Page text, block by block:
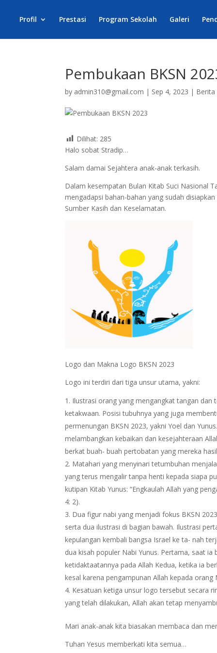
Profil Prestasi Program Sekolah Galeri
Pembukaan BKSN
by admin310@gmail.com | Sep 4, 2023 | Berita
Dilihat: 285
Halo sobat Stradip…
Salam damai Sejahtera anak-anak terkasih.
Dalam kesempatan Bulan Kitab Suci Nasional
mengadapsi bahan-bahan yang sudah
Sumber Kasih dan Keselamatan.
Logo dan Makna Logo BKSN 2023
Logo ini terdiri dari tiga unsur utama, yakni:
Ilustrasi orang yang mengangkat tangan
ketakwaan. Posisi tubuhnya yang juga
permenungan BKSN 2023, yakni Yoel dan
melambangkan kebaikan dan kesejahteraan
berkat buah- buah pertobatan yang mereka
Matahari yang menyinari tetumbuhan
yang terus mengalir tanpa henti kepada siapa
kutipan Kitab Yunus: “Engkaulah Allah yang
4: 2).
Dua figur nabi yang menjadi fokus BKSN
serta dua ilustrasi di bagian bawah. Ilustrasi
kepulangan kembali bangsa Israel ke ta- nah
dua kisah populer Nabi Yunus. Pertama, saat
ketidaktaatannya pada Allah Kedua, ketika ia
kesal karena pengampunan Allah kepada orang
Kesatuan ketiga unsur logo tersebut secara
yang telah dilakukan, Allah akan tetap
Mari anak-anak kita biasakan membaca dan
Tuhan Yesus memberkati kita semua…